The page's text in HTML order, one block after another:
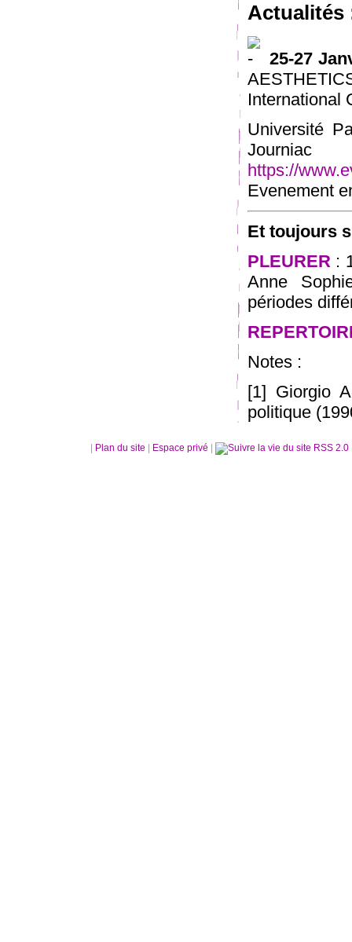
Actualités
25-27
International
Université
https://
Evenement
Et toujours
PLEURER :
Anne
périodes
Notes :
[1] Giorgio
politique
Plan du site Espace privé RSS 2.0